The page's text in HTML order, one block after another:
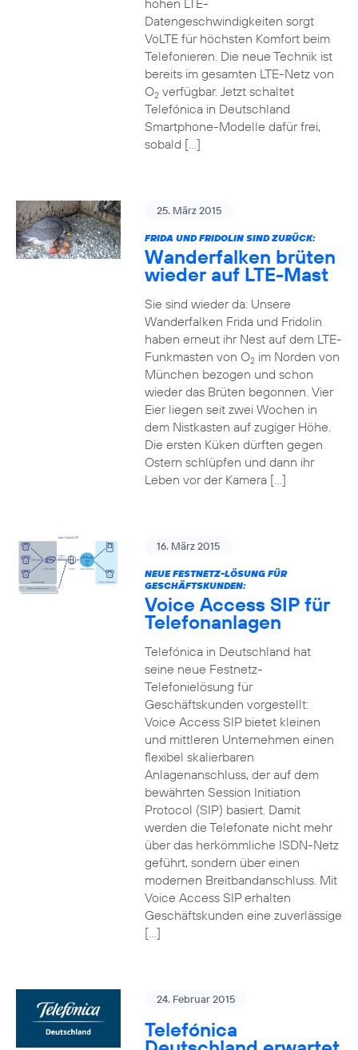
hohen LTE-
Datengeschwindigkeiten sorgt
VoLTE für höchsten Komfort beim
Telefonieren. Die neue Technik ist
bereits im gesamten LTE-Netz von
O2verfügbar. Jetzt schaltet
Telefónica in Deutschland
Smartphone-Modelle dafür frei,
sobald […]
25. März 2015
FRIDA UND FRIDOLIN SIND ZURÜCK:
Wanderfalken brüten
wieder auf LTE-Mast
Sie sind wieder da: Unsere
Wanderfalken Frida und Fridolin
haben erneut ihr Nest auf dem LTE-
Funkmasten von O2im Norden von
München bezogen und schon
wieder das Brüten begonnen. Vier
Eier liegen seit zwei Wochen in
dem Nistkasten auf zugiger Höhe.
Die ersten Küken dürften gegen
Ostern schlüpfen und dann ihr
Leben vor der Kamera […]
16. März 2015
NEUE FESTNETZ-LÖSUNG FÜR
GESCHÄFTSKUNDEN:
Voice Access SIP für
Telefonanlagen
Telefónica in Deutschland hat
seine neue Festnetz-
Telefonielösung für
Geschäftskunden vorgestellt:
Voice Access SIP bietet kleinen
und mittleren Unternehmen einen
flexibel skalierbaren
Anlagenanschluss, der auf dem
bewährten Session Initiation
Protocol (SIP) basiert. Damit
werden die Telefonate nicht mehr
über das herkömmliche ISDN-Netz
geführt, sondern über einen
modernen Breitbandanschluss. Mit
Voice Access SIP erhalten
Geschäftskunden eine zuverlässige
[…]
24. Februar 2015
Telefónica